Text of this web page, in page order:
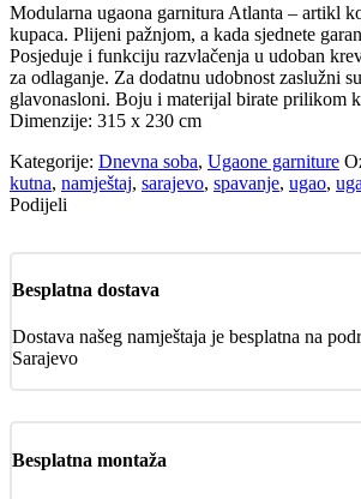
Modularna ugaona garnitura Atlanta – artikl
kupaca. Plijeni pažnjom, a kada sjednete
Posjeduje i funkciju razvlačenja u udoban
za odlaganje. Za dodatnu udobnost zaslužni
glavonasloni. Boju i materijal birate prilikom
Dimenzije: 315 x 230 cm
Kategorije: Dnevna soba, Ugaone garniture
kutna, namještaj, sarajevo, spavanje, ugao,
Podijeli
Besplatna dostava
Dostava našeg namještaja je besplatna na
Sarajevo
Besplatna montaža